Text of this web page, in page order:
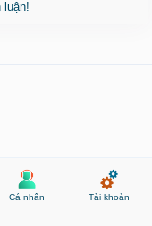
Cá nhân Tài khoản
luận!